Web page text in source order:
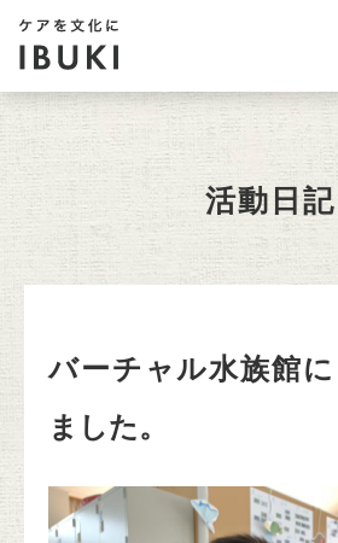
活動日記
バーチャル水族館
ました。